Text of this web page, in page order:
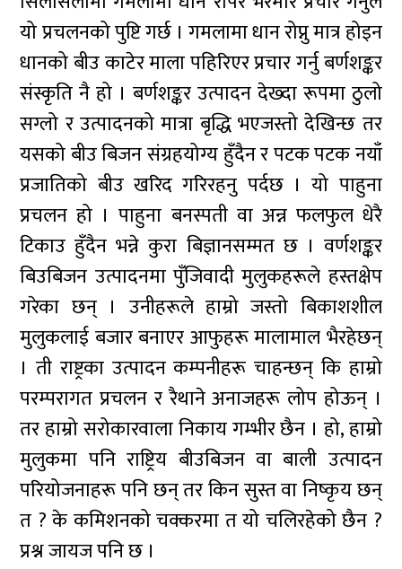
यो प्रचलनको पुष्टि गर्छ । गमलामा धान रोप्नु मात्र होइन
धानको बीउ काटेर माला पहिरिएर प्रचार गर्नु बर्णशङ्कर
संस्कृति नै हो । बर्णशङ्कर उत्पादन देख्दा रूपमा ठुलो
सग्लो र उत्पादनको मात्रा बृद्धि भएजस्तो देखिन्छ तर
यसको बीउ बिजन संग्रहयोग्य हुँदैन र पटक पटक नयाँ
प्रजातिको बीउ खरिद गरिरहनु पर्दछ । यो पाहुना
प्रचलन हो । पाहुना बनस्पती वा अन्न फलफुल धेरै
टिकाउ हुँदैन भन्ने कुरा बिज्ञानसम्मत छ । वर्णशङ्कर
बिउबिजन उत्पादनमा पुँजिवादी मुलुकहरूले हस्तक्षेप
गरेका छन् । उनीहरूले हाम्रो जस्तो बिकाशशील
मुलुकलाई बजार बनाएर आफुहरू मालामाल भैरहेछन्
। ती राष्ट्रका उत्पादन कम्पनीहरू चाहन्छन् कि हाम्रो
परम्परागत प्रचलन र रैथाने अनाजहरू लोप होऊन् ।
तर हाम्रो सरोकारवाला निकाय गम्भीर छैन । हो, हाम्रो
मुलुकमा पनि राष्ट्रिय बीउबिजन वा बाली उत्पादन
परियोजनाहरू पनि छन् तर किन सुस्त वा निष्कृय छन्
त ? के कमिशनको चक्करमा त यो चलिरहेको छैन ?
प्रश्न जायज पनि छ ।